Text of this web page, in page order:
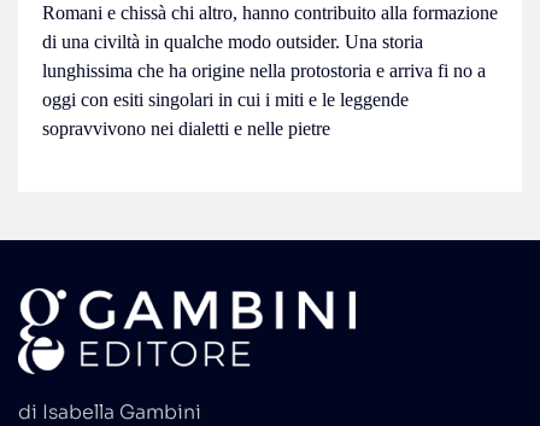
Romani e chissà chi altro, hanno contribuito alla formazione
di una civiltà in qualche modo outsider. Una storia
lunghissima che ha origine nella protostoria e arriva fi no a
oggi con esiti singolari in cui i miti e le leggende
sopravvivono nei dialetti e nelle pietre
di Isabella Gambini